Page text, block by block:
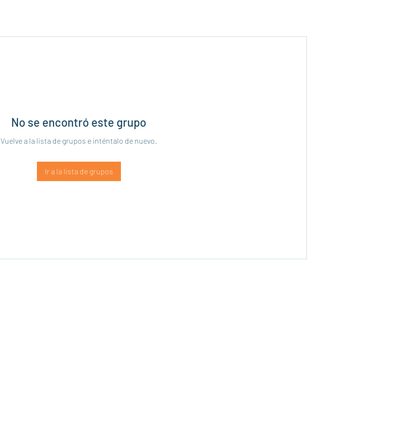
No se encontró este grupo
Vuelve a la lista de grupos e inténtalo de nuevo.
Ir a la lista de grupos